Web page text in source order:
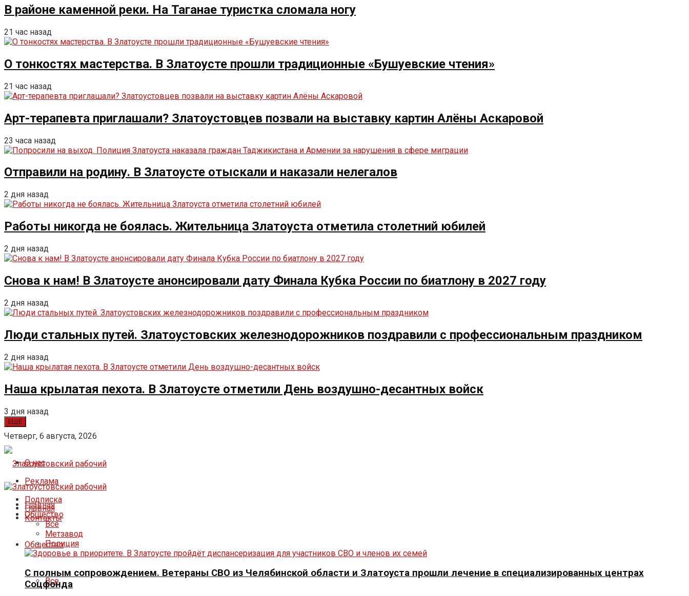
В районе каменной реки. На Таганае туристка сломала ногу
21 час назад
О тонкостях мастерства. В Златоусте прошли традиционные «Бушуевские чтения»
21 час назад
Арт-терапевта приглашали? Златоустовцев позвали на выставку картин Алёны Аскаровой
23 часа назад
Отправили на родину. В Златоусте отыскали и наказали нелегалов
2 дня назад
Работы никогда не боялась. Жительница Златоуста отметила столетний юбилей
2 дня назад
Снова к нам! В Златоусте анонсировали дату Финала Кубка России по биатлону в 2027 году
2 дня назад
Люди стальных путей. Златоустовских железнодорожников поздравили с профессиональным праздником
2 дня назад
Наша крылатая пехота. В Златоусте отметили День воздушно-десантных войск
3 дня назад
ЕЩЁ
Четверг, 6 августа, 2026
О нас
Реклама
Подписка
Контакты
Главная
Общество
Все
Главная
Общество
Все
Метзавод
Полиция
С полным сопровождением. Ветераны СВО из Челябинской области и Златоуста прошли лечение в специализированных центрах
Соцфонда